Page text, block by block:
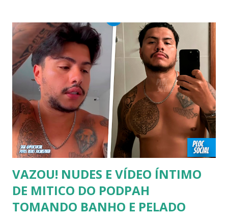
00:04 Abertura do vídeo: 00:15 AVISO 00:18 Não é
recomendado “retirar alguém do armário”, sexualidade e
tempo é algo particular de cada indivíduo, cabendo somente
a ele sair ou não. As pessoas mencionadas nesse vídeo
escolheram ser públicas e antes deste TODAS já tiveram a
sexualidade exposta. MAIORES DE 60 ANOS Tuca Andrada
00:41 Famosos foi flagrado beijando outro homem no
carnaval do Rio Alexandre Frota 00:56 Ator se diz hetero,
mas fez filmes com tr...
VAZOU! NUDES E VÍDEO ÍNTIMO
DE MITICO DO PODPAH
TOMANDO BANHO E PELADO